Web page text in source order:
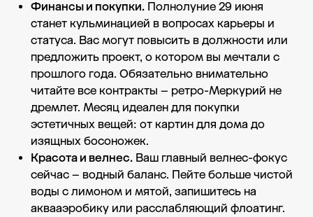
Финансы и покупки. Полнолуние 29 июня
станет кульминацией в вопросах карьеры и
статуса. Вас могут повысить в должности или
предложить проект, о котором вы мечтали с
прошлого года. Обязательно внимательно
читайте все контракты – ретро-Меркурий не
дремлет. Месяц идеален для покупки
эстетичных вещей: от картин для дома до
изящных босоножек.
Красота и велнес. Ваш главный велнес-фокус
сейчас – водный баланс. Пейте больше чистой
воды с лимоном и мятой, запишитесь на
аквааэробику или расслабляющий флоатинг.